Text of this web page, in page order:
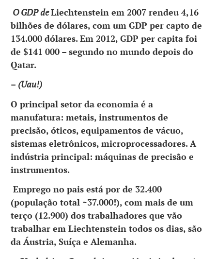
O GDP deLiechtenstein em 2007 rendeu 4,16
bilhões de dólares, com um GDP per capto de
134.000 dólares. Em 2012, GDP per capita foi
de $141 000 – segundo no mundo depois do
Qatar.
– (Uau!)
O principal setor da economia é a
manufatura: metais, instrumentos de
precisão, óticos, equipamentos de vácuo,
sistemas eletrônicos, microprocessadores. A
indústria principal: máquinas de precisão e
instrumentos.
Emprego no pais está por de 32.400
(população total ~37.000!), com mais de um
terço (12.900) dos trabalhadores que vão
trabalhar em Liechtenstein todos os dias, são
da Áustria, Suíça e Alemanha.